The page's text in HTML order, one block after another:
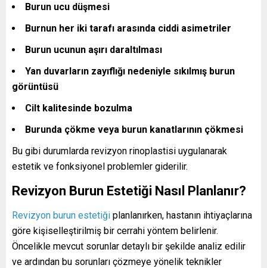
Burun ucu düşmesi
Burnun her iki tarafı arasında ciddi asimetriler
Burun ucunun aşırı daraltılması
Yan duvarların zayıflığı nedeniyle sıkılmış burun
görüntüsü
Cilt kalitesinde bozulma
Burunda çökme veya burun kanatlarının çökmesi
Bu gibi durumlarda revizyon rinoplastisi uygulanarak
estetik ve fonksiyonel problemler giderilir.
Revizyon Burun Estetiği Nasıl Planlanır?
Revizyon burun estetiği planlanırken, hastanın ihtiyaçlarına
göre kişiselleştirilmiş bir cerrahi yöntem belirlenir.
Öncelikle mevcut sorunlar detaylı bir şekilde analiz edilir
ve ardından bu sorunları çözmeye yönelik teknikler